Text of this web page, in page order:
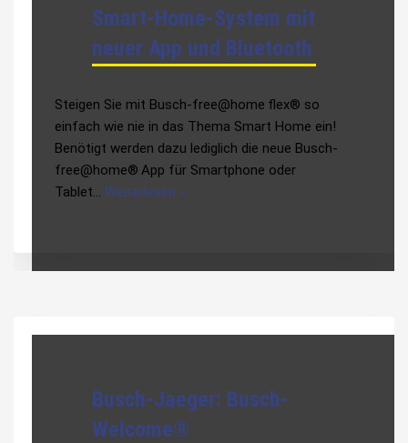
Smart-Home-System mit
neuer App und Bluetooth
Steigen Sie mit Busch-free@home flex® so
einfach wie nie in das Thema Smart Home ein!
Benötigt werden dazu lediglich die neue Busch-
free@home® App für Smartphone oder
Tablet… Weiterlesen »
Busch-Jaeger: Busch-
Welcome®